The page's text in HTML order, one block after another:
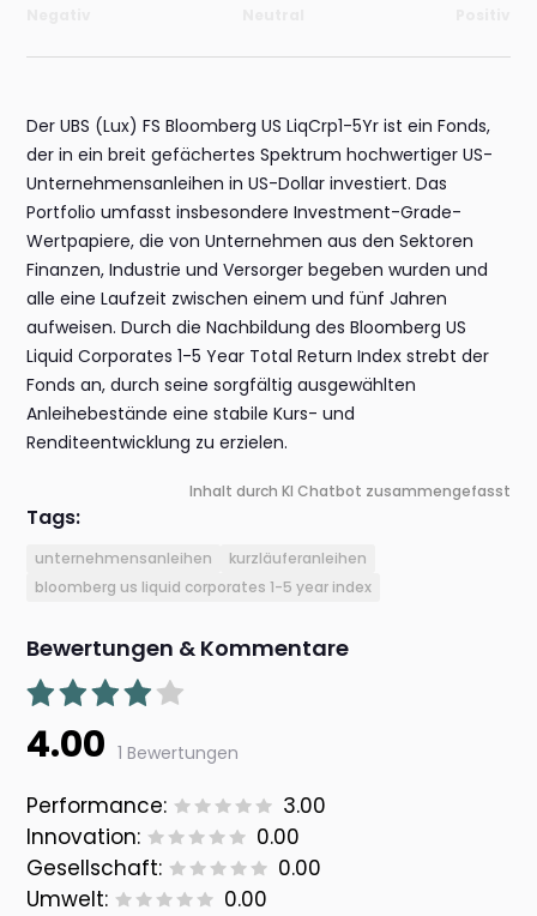
Der UBS (Lux) FS Bloomberg US LiqCrp1-5Yr ist ein Fonds,
der in ein breit gefächertes Spektrum hochwertiger US-
Unternehmensanleihen in US-Dollar investiert. Das
Portfolio umfasst insbesondere Investment-Grade-
Wertpapiere, die von Unternehmen aus den Sektoren
Finanzen, Industrie und Versorger begeben wurden und
alle eine Laufzeit zwischen einem und fünf Jahren
aufweisen. Durch die Nachbildung des Bloomberg US
Liquid Corporates 1-5 Year Total Return Index strebt der
Fonds an, durch seine sorgfältig ausgewählten
Anleihebestände eine stabile Kurs- und
Renditeentwicklung zu erzielen.
Inhalt durch KI Chatbot zusammengefasst
Tags:
unternehmensanleihen
kurzläuferanleihen
bloomberg us liquid corporates 1-5 year index
Bewertungen & Kommentare
4.00 1 Bewertungen
Performance:
3.00
Innovation:
0.00
Gesellschaft:
0.00
Umwelt:
0.00